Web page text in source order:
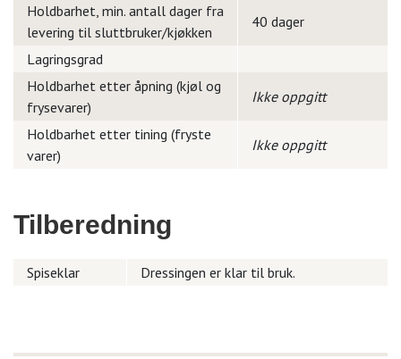
Holdbarhet, min. antall dager fra
levering til sluttbruker/kjøkken
40 dager
Lagringsgrad
Holdbarhet etter åpning (kjøl og
frysevarer)
Ikke oppgitt
Holdbarhet etter tining (fryste
varer)
Ikke oppgitt
Tilberedning
Spiseklar Dressingen er klar til bruk.